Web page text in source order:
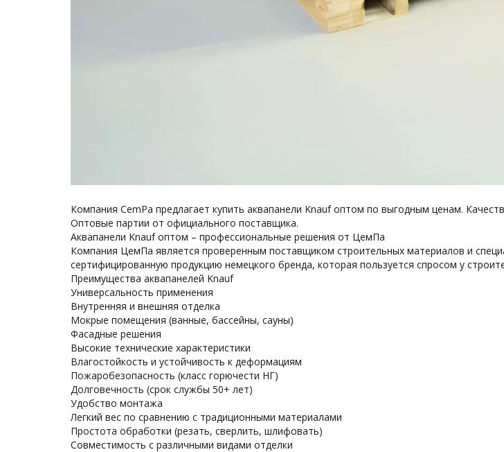
Компания CemPa предлагает купить аквапанели Knauf оптом по выгодным ценам.
Оптовые партии от официального поставщика.
Аквапанели Knauf оптом – профессиональные решения от ЦемПа
Компания ЦемПа является проверенным поставщиком строительных материалов и
сертифицированную продукцию немецкого бренда, которая пользуется спросом у
Преимущества аквапанелей Knauf
Универсальность применения
Внутренняя и внешняя отделка
Мокрые помещения (ванные, бассейны, сауны)
Фасадные решения
Высокие технические характеристики
Влагостойкость и устойчивость к деформациям
Пожаробезопасность (класс горючести НГ)
Долговечность (срок службы 50+ лет)
Удобство монтажа
Легкий вес по сравнению с традиционными материалами
Простота обработки (резать, сверлить, шлифовать)
Совместимость с различными видами отделки